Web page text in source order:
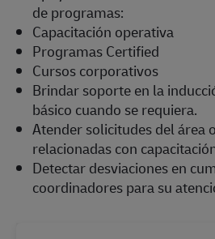
de programas:
Capacitación operativa
Programas Certified
Cursos corporativos
Brindar soporte en la
básico cuando se requiera.
Atender solicitudes del área
relacionadas con
Detectar desviaciones en
coordinadores para su